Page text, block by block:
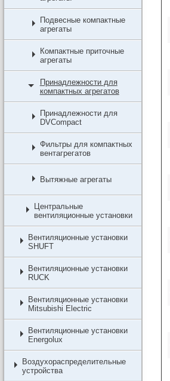
Подвесные компактные
агрегаты
Компактные приточные
агрегаты
Принадлежности для
компактных агрегатов
Принадлежности для
DVCompact
Фильтры для компактных
вентагрегатов
Вытяжные агрегаты
Центральные
вентиляционные установки
Вентиляционные установки
SHUFT
Вентиляционные установки
RUCK
Вентиляционные установки
Mitsubishi Electric
Вентиляционные установки
Energolux
Воздухораспределительные
устройства